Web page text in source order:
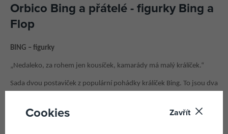
Orbico Bing a přátelé - figurky Bing a
Flop
BING – figurky
„Nedaleko, za rohem jen kousíček, kamarády má malý králíček.“
Sada dvou postaviček z populární pohádky králíček Bing. To jsou dva
plastu si vaše dítě bude moci zahrát své oblíbené pohádkové scény.
Cookies Zavřít